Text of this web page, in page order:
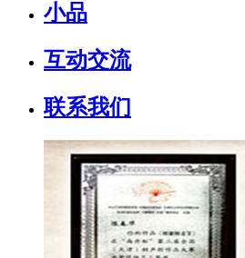
小品
互动交流
联系我们